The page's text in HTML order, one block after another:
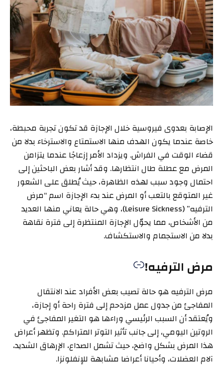
الإصابة بعدوى فيروسية خلال الإجازة قد تكون تجربة محبطة،
خاصة عندما يكون الهدف منها الاستمتاع والاسترخاء بدلا من
قضاء الوقت في الفراش. ويزداد الأمر إزعاجًا عندما يتزامن
المرض مع عطلة طال انتظارها. وقد أشار بعض الباحثين إلى
احتمال وجود سبب لهذه الظاهرة، حيث يُطلق على الشعور
غير المتوقع بالتعب أو المرض عند بدء الإجازة اسم “مرض
الترفيه” (Leisure Sickness)، وهي حالة يعاني منها العديد
من الأشخاص، مما يحوّل الإجازة المنتظرة إلى فترة نقاهة
بدلا من الاستجمام والاستكشاف.
مرض الترفيه!
مرض الترفيه هو حالة تصيب بعض الأفراد عند الانتقال
المفاجئ من جدول عمل مزدحم إلى فترة راحة أو إجازة،
ويُعتقد أن السبب الرئيسي وراءها هو التغير المفاجئ في
الروتين اليومي، إلى جانب تأثير التوتر المتراكم. وتظهر أعراض
هذا المرض بشكل واضح، حيث تشمل الصداع، الإرهاق الشديد،
آلام العضلات، وأحيانا أعراضا مشابهة للإنفلونزا.